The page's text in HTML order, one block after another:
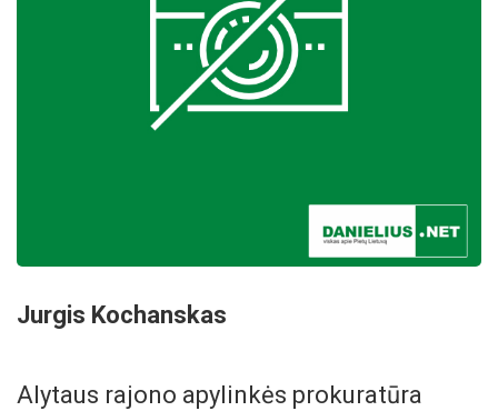
Jurgis Kochanskas
Alytaus rajono apylinkės prokuratūra